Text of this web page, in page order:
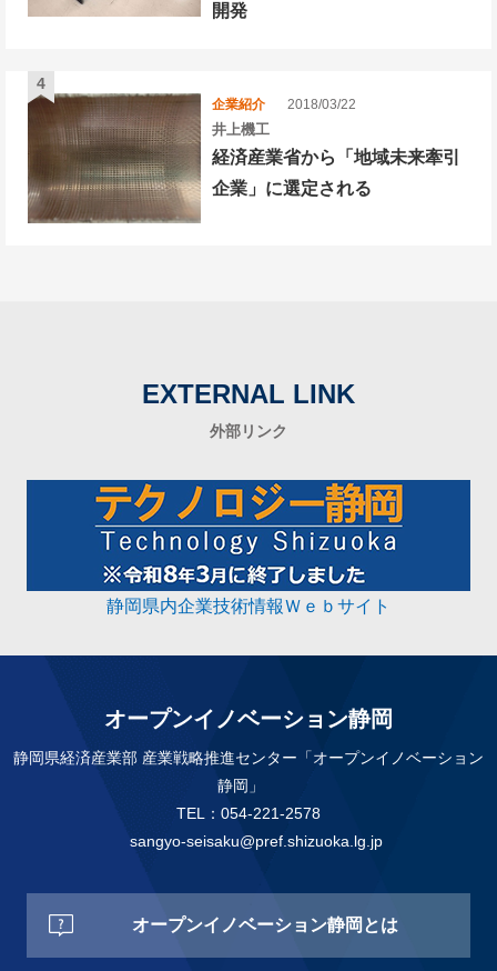
開発
企業紹介 2018/03/22
井上機工
経済産業省から「地域未来牽引
企業」に選定される
EXTERNAL LINK
外部リンク
静岡県内企業技術情報Ｗｅｂサイト
オープンイノベーション静岡
静岡県経済産業部 産業戦略推進センター「オープンイノベーション
静岡」
TEL：054-221-2578
sangyo-seisaku@pref.shizuoka.lg.jp
オープンイノベーション静岡とは